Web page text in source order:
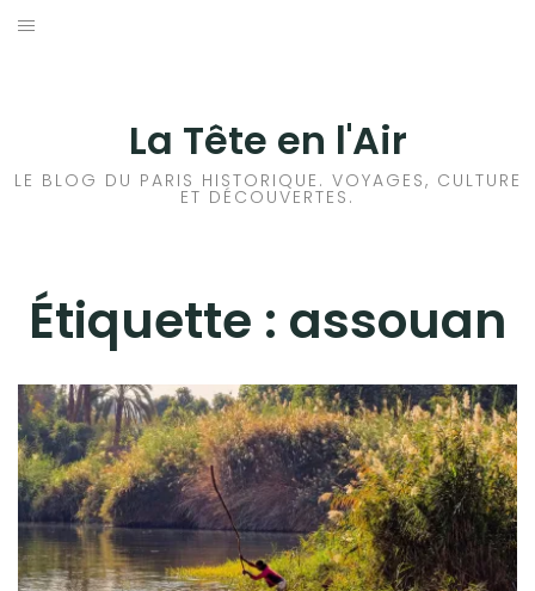
Aller
La Tête en l'Air
LE BLOG DU PARIS HISTORIQUE. VOYAGES, CULTURE
ET DÉCOUVERTES.
Étiquette : assouan
HISTOIRES EN ILE DE FRANCE
VOYAGES À L’ÉTRANGER